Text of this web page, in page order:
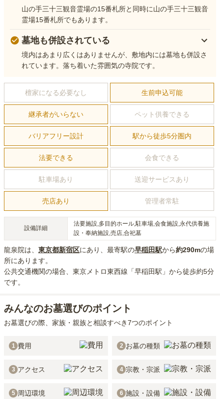
山の手三十三観音霊場の15番札所と同時に山の手三十三観音
霊場15番札所でもあります。
墓地も併設されている
境内はあまり広くはありませんが、敷地内には墓地も併設さ
れています。落ち着いた雰囲気の寺院です。
檀家になる必要なし 生前申込可能
継承者がいらない ペット供養できる
バリアフリー設計 駅から徒歩5分圏内
法要できる 会食できる
駐車場あり 送迎サービスあり
売店あり 管理者常駐
設備詳細
法要施設,多目的ホール,駐車場,会食施設,永代供養施
設・奉納施設,売店,合祀墓
龍泉院は、 東京都新宿区にあり 、最寄駅の早稲田駅から約290mの場
所にあり ます。
公共交通機関の場合 、東京メトロ東西線「早稲田駅」から徒歩約5分
です。
みんなのお墓選びのポイント
お墓選びの際、家族・親族と相談すべき7つのポイント
1 費用 2 お墓の種類
3 アクセス 4 宗教・宗派
5 周辺環境 6 施設・設備